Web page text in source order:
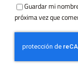
Guardar mi
próxima vez que